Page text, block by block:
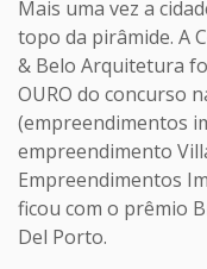
Mais uma vez a
topo da pirâmide. A
& Belo Arquitetura
OURO do concurso
(empreendimentos
empreendimento
Empreendimentos
ficou com o prêmio
Del Porto.